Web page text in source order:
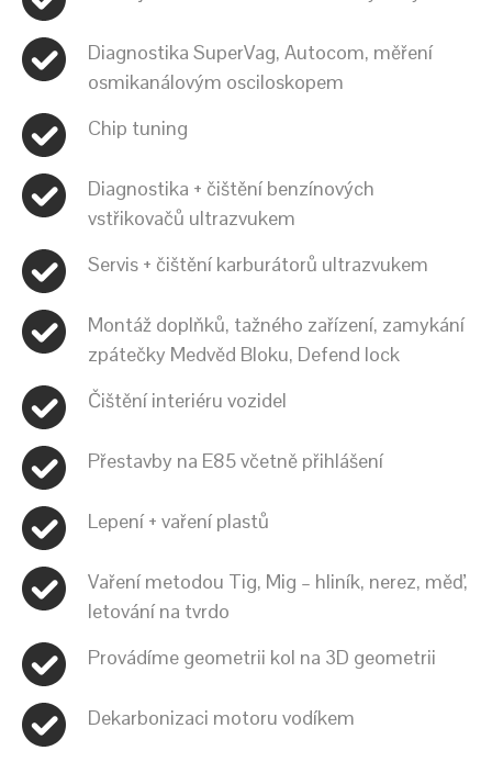
Diagnostika SuperVag, Autocom, měření
osmikanálovým osciloskopem
Chip tuning
Diagnostika + čištění benzínových
vstřikovačů ultrazvukem
Servis + čištění karburátorů ultrazvukem
Montáž doplňků, tažného zařízení, zamykání
zpátečky Medvěd Bloku, Defend lock
Čištění interiéru vozidel
Přestavby na E85 včetně přihlášení
Lepení + vaření plastů
Vaření metodou Tig, Mig – hliník, nerez, měď,
letování na tvrdo
Provádíme geometrii kol na 3D geometrii
Dekarbonizaci motoru vodíkem